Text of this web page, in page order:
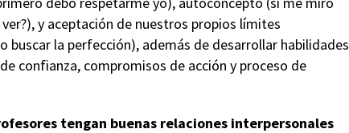
y aceptación de nuestros propios límites
buscar la perfección), además de desarrollar habilidades
confianza, compromisos de acción y proceso de
tengan buenas relaciones interpersonales